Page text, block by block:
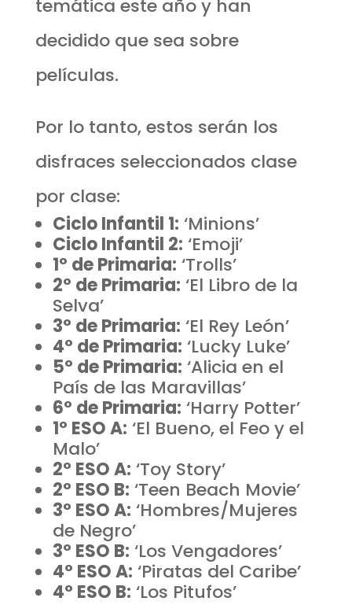
temática este año y han
decidido que sea sobre
películas.
Por lo tanto, estos serán los
disfraces seleccionados clase
por clase:
Ciclo Infantil 1: ‘Minions’
Ciclo Infantil 2: ‘Emoji’
1º de Primaria: ‘Trolls’
2º de Primaria: ‘El Libro de la
Selva’
3º de Primaria: ‘El Rey León’
4º de Primaria: ‘Lucky Luke’
5º de Primaria: ‘Alicia en el
País de las Maravillas’
6º de Primaria: ‘Harry Potter’
1º ESO A: ‘El Bueno, el Feo y el
Malo’
2º ESO A: ‘Toy Story’
2º ESO B: ‘Teen Beach Movie’
3º ESO A: ‘Hombres/Mujeres
de Negro’
3º ESO B: ‘Los Vengadores’
4º ESO A: ‘Piratas del Caribe’
4º ESO B: ‘Los Pitufos’